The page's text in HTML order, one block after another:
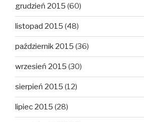
grudzień 2015 (60)
listopad 2015 (48)
październik 2015 (36)
wrzesień 2015 (30)
sierpień 2015 (12)
lipiec 2015 (28)